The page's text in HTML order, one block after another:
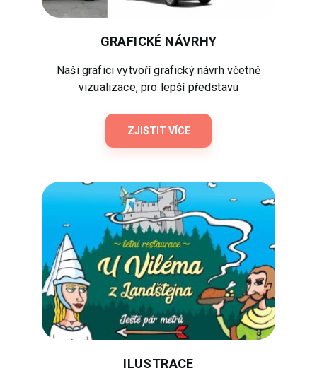
GRAFICKÉ NÁVRHY
Naši grafici vytvoří grafický návrh včetně
vizualizace, pro lepší představu
ZJISTIT VÍCE
ILUSTRACE